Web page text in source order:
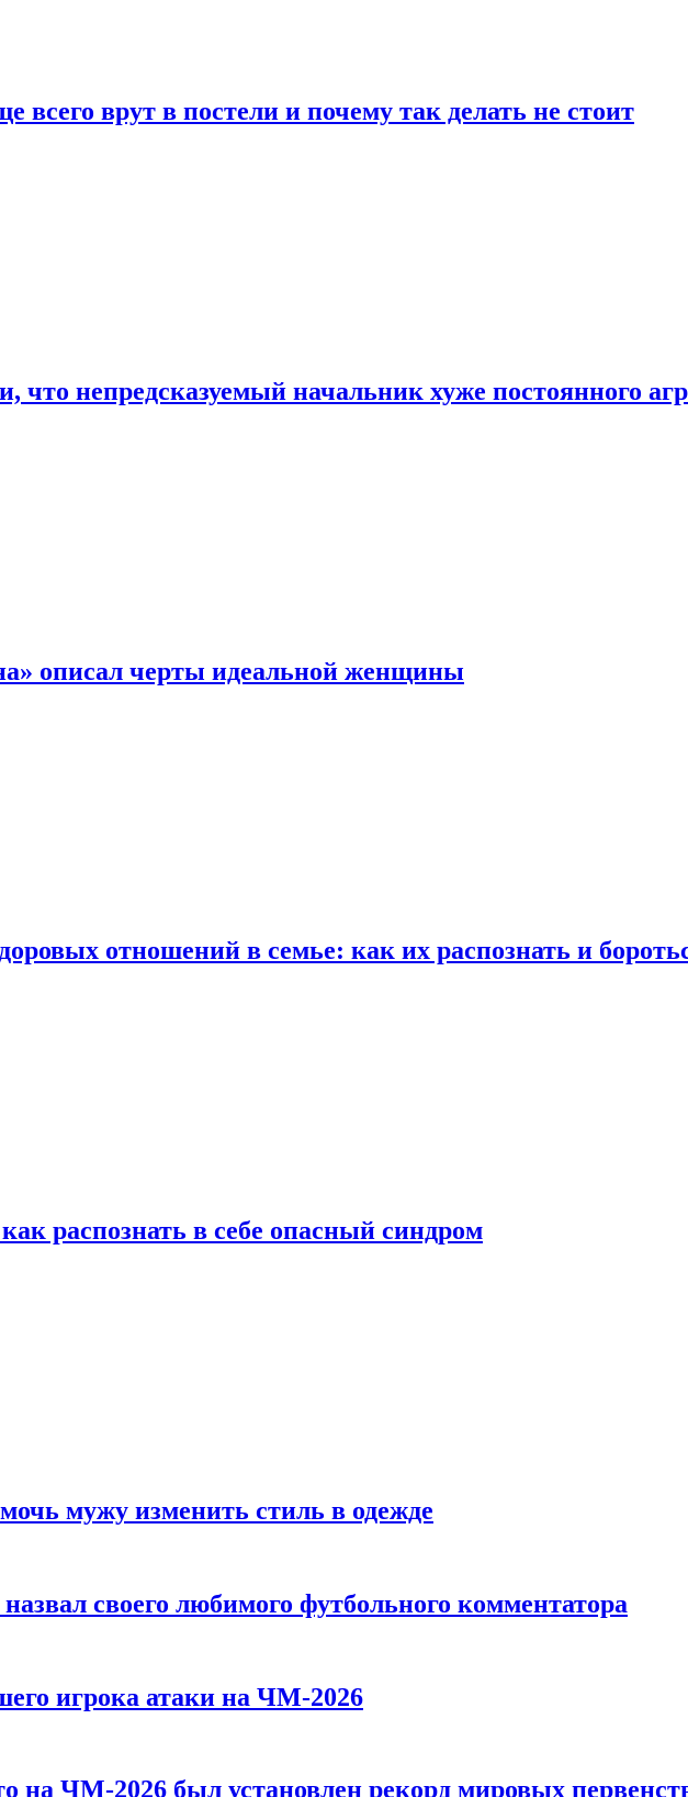
врут в постели и почему так делать не стоит
что непредсказуемый начальник хуже постоянного
описал черты идеальной женщины
отношений в семье: как их распознать и
распознать в себе опасный синдром
мужу изменить стиль в одежде
своего любимого футбольного комментатора
игрока атаки на ЧМ-2026
ЧМ-2026 был установлен рекорд мировых